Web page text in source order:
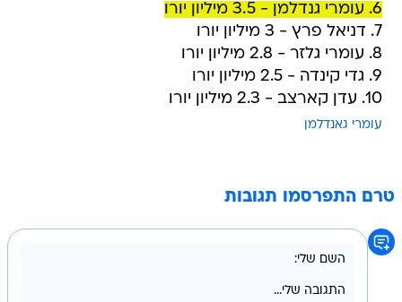
6. עומרי גנדלמן - 3.5 מיליון יורו
7. דניאל פרץ - 3 מיליון יורו
8. עומרי גלזר - 2.8 מיליון יורו
9. גדי קינדה - 2.5 מיליון יורו
10. עדן קארצב - 2.3 מיליון יורו
עומרי גאנדלמן
טרם התפרסמו תגובות